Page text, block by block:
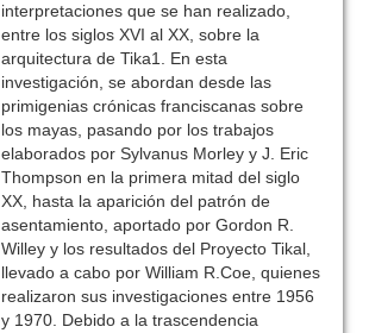
interpretaciones que se han realizado,
entre los siglos XVI al XX, sobre la
arquitectura de Tika1. En esta
investigación, se abordan desde las
primigenias crónicas franciscanas sobre
los mayas, pasando por los trabajos
elaborados por Sylvanus Morley y J. Eric
Thompson en la primera mitad del siglo
XX, hasta la aparición del patrón de
asentamiento, aportado por Gordon R.
Willey y los resultados del Proyecto Tikal,
llevado a cabo por William R.Coe, quienes
realizaron sus investigaciones entre 1956
y 1970. Debido a la trascendencia